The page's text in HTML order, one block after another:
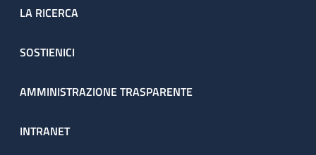
LA RICERCA
SOSTIENICI
AMMINISTRAZIONE TRASPARENTE
INTRANET